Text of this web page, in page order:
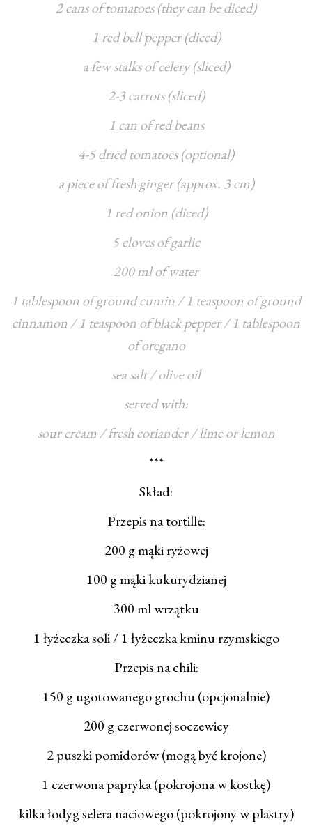
2 cans of tomatoes (they can be diced)
1 red bell pepper (diced)
a few stalks of celery (sliced)
2-3 carrots (sliced)
1 can of red beans
4-5 dried tomatoes (optional)
a piece of fresh ginger (approx. 3 cm)
1 red onion (diced)
5 cloves of garlic
200 ml of water
1 tablespoon of ground cumin / 1 teaspoon of ground
cinnamon / 1 teaspoon of black pepper / 1 tablespoon
of oregano
sea salt / olive oil
served with:
sour cream / fresh coriander / lime or lemon
***
Skład:
Przepis na tortille:
200 g mąki ryżowej
100 g mąki kukurydzianej
300 ml wrzątku
1 łyżeczka soli / 1 łyżeczka kminu rzymskiego
Przepis na chili:
150 g ugotowanego grochu (opcjonalnie)
200 g czerwonej soczewicy
2 puszki pomidorów (mogą być krojone)
1 czerwona papryka (pokrojona w kostkę)
kilka łodyg selera naciowego (pokrojony w plastry)